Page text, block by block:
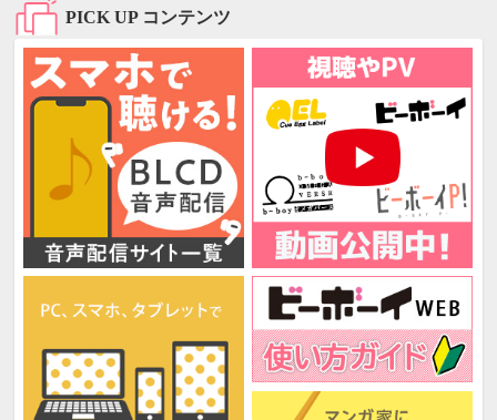
PICK UP コンテンツ